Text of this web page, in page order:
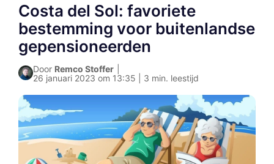
Costa del Sol: favoriete
bestemming voor buitenlandse
gepensioneerden
Door Remco Stoffer
26 januari 2023 om 13:35 | 3 min. leestijd